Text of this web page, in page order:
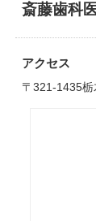
斎藤歯科
アクセス
〒321-1435